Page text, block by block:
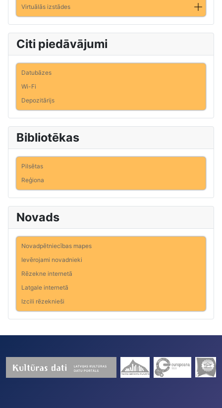
Virtuālās izstādes
Citi piedāvājumi
Datubāzes
Wi-Fi
Depozitārijs
Bibliotēkas
Pilsētas
Reģiona
Novads
Novadpētniecības mapes
Ievērojami novadnieki
Rēzekne internetā
Latgale internetā
Izcili rēzeknieši